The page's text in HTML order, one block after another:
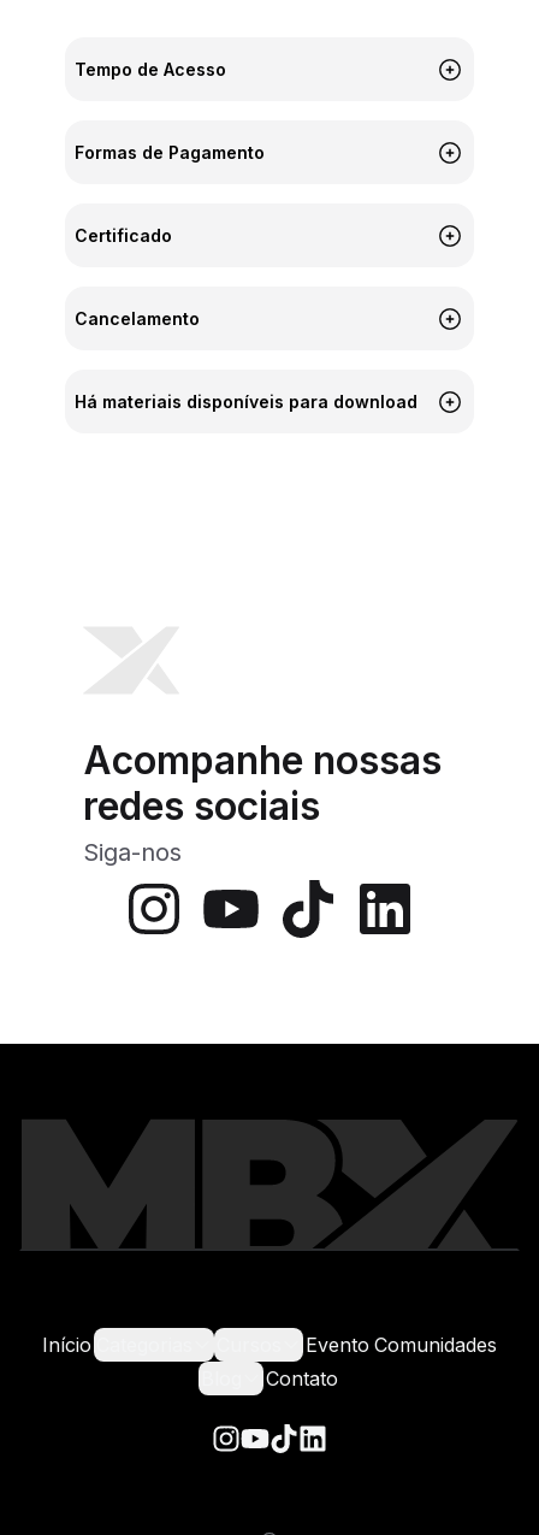
Tempo de Acesso
Formas de Pagamento
Certificado
Cancelamento
Há materiais disponíveis para download
Acompanhe nossas
redes sociais
Siga-nos
Início Evento Comunidades
Contato